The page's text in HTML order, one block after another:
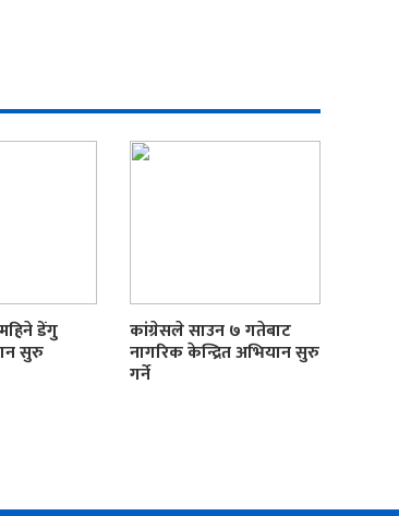
डेंगु
सुरु
कांग्रेसले साउन ७ गतेबाट
नागरिक केन्द्रित अभियान सुरु
गर्ने